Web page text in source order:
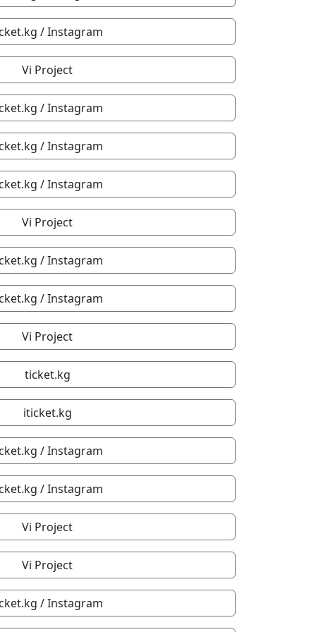
/ Instagram
Vi Project
/ Instagram
/ Instagram
/ Instagram
Vi Project
/ Instagram
/ Instagram
Vi Project
ticket.kg
iticket.kg
/ Instagram
/ Instagram
Vi Project
Vi Project
/ Instagram